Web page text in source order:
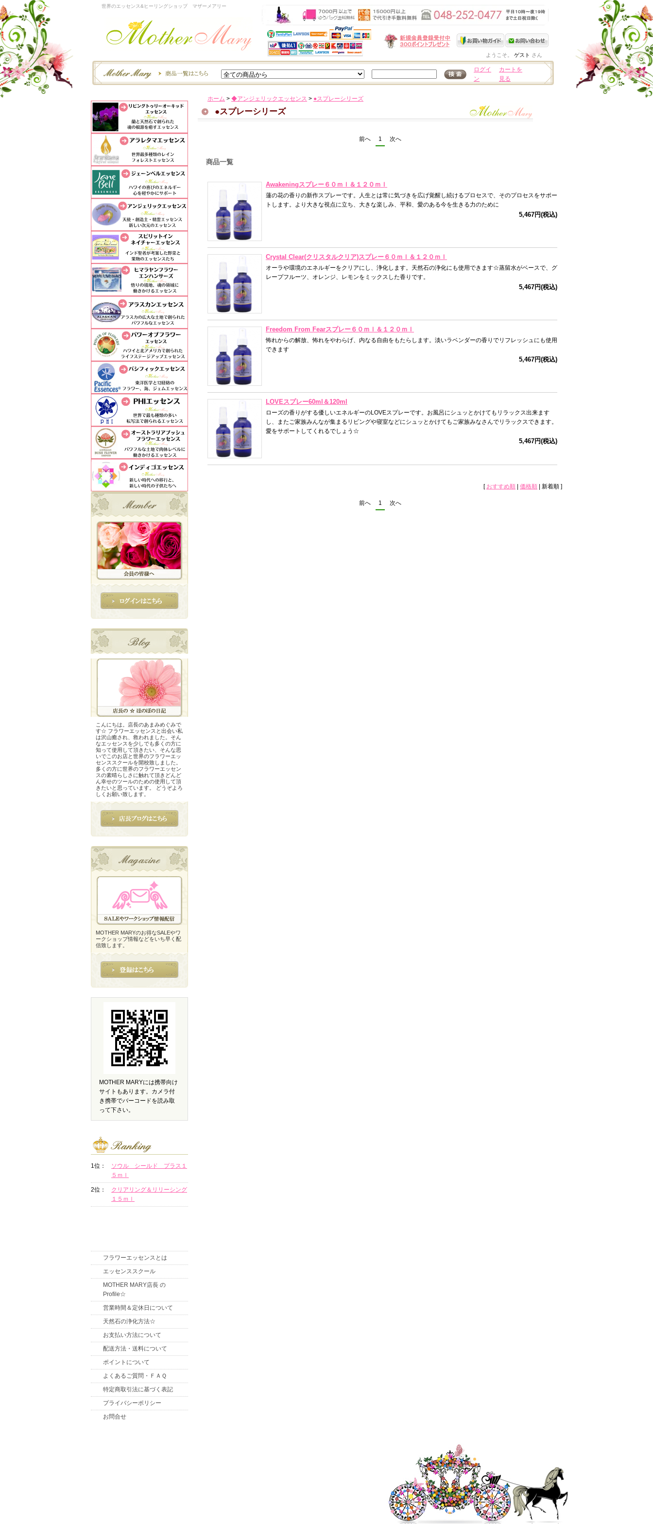
世界のエッセンス&ヒーリングショップ マザーメアリー
ようこそ。 ゲスト さん
ログイ
ン
カートを
見る
ホーム > ◆アンジェリックエッセンス > ●スプレーシリーズ
●スプレーシリーズ
前へ 1 次へ
商品一覧
Awakeningスプレー６０ｍｌ＆１２０ｍｌ
蓮の花の香りの新作スプレーです。人生とは常に気づきを広げ覚醒し続けるプロセスで、そのプロセスをサポー
トします。より大きな視点に立ち、大きな楽しみ、平和、愛のある今を生きる力のために
5,467円(税込)
Crystal Clear(クリスタルクリア)スプレー６０ｍｌ＆１２０ｍｌ
オーラや環境のエネルギーをクリアにし、浄化します。天然石の浄化にも使用できます☆蒸留水がベースで、グ
レープフルーツ、オレンジ、レモンをミックスした香りです。
5,467円(税込)
Freedom From Fearスプレー６０ｍｌ＆１２０ｍｌ
怖れからの解放、怖れをやわらげ、内なる自由をもたらします。淡いラベンダーの香りでリフレッシュにも使用
できます
5,467円(税込)
LOVEスプレー60ml＆120ml
ローズの香りがする優しいエネルギーのLOVEスプレーです。お風呂にシュッとかけてもリラックス出来ます
し、またご家族みんなが集まるリビングや寝室などにシュッとかけてもご家族みなさんでリラックスできます。
愛をサポートしてくれるでしょう☆
5,467円(税込)
[ おすすめ順 価格順 | 新着順 ]
前へ 1 次へ
こんにちは。店長のあまみめぐみで
す☆ フラワーエッセンスと出会い私
は沢山癒され、救われました。そん
なエッセンスを少しでも多くの方に
知って使用して頂きたい、そんな思
いでこのお店と世界のフラワーエッ
センススクールを開校致しました。
多くの方に世界のフラワーエッセン
スの素晴らしさに触れて頂きどんど
ん幸せのツールのための使用して頂
きたいと思っています。 どうぞよろ
しくお願い致します。
MOTHER MARYのお得なSALEやワ
ークショップ情報などをいち早く配
信致します。
MOTHER MARYには携帯向け
サイトもあります。カメラ付
き携帯でバーコードを読み取
って下さい。
1位：
ソウル シールド プラス１
５ｍｌ
2位：
クリアリング＆リリーシング
１５ｍｌ
フラワーエッセンスとは
エッセンススクール
MOTHER MARY店長 の
Profile☆
営業時間＆定休日について
天然石の浄化方法☆
お支払い方法について
配送方法・送料について
ポイントについて
よくあるご質問・ＦＡＱ
特定商取引法に基づく表記
プライバシーポリシー
お問合せ